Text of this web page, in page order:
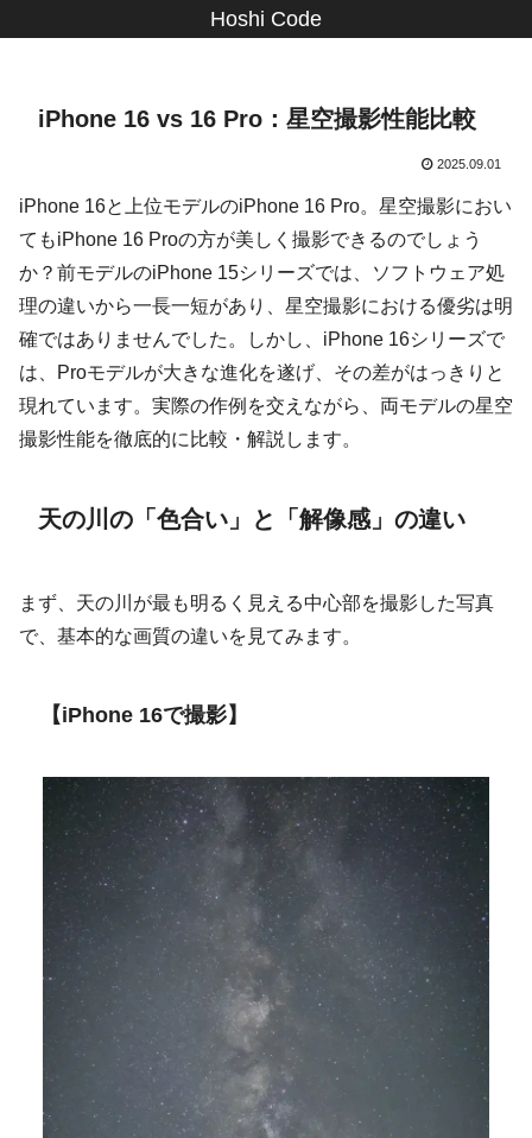
Hoshi Code
iPhone 16 vs 16 Pro：星空撮影性能比較
2025.09.01
iPhone 16と上位モデルのiPhone 16 Pro。星空撮影におい
てもiPhone 16 Proの方が美しく撮影できるのでしょう
か？前モデルのiPhone 15シリーズでは、ソフトウェア処
理の違いから一長一短があり、星空撮影における優劣は明
確ではありませんでした。しかし、iPhone 16シリーズで
は、Proモデルが大きな進化を遂げ、その差がはっきりと
現れています。実際の作例を交えながら、両モデルの星空
撮影性能を徹底的に比較・解説します。
天の川の「色合い」と「解像感」の違い
まず、天の川が最も明るく見える中心部を撮影した写真
で、基本的な画質の違いを見てみます。
【iPhone 16で撮影】